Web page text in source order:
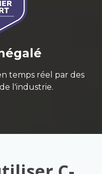
temps réel par des
l'industrie.